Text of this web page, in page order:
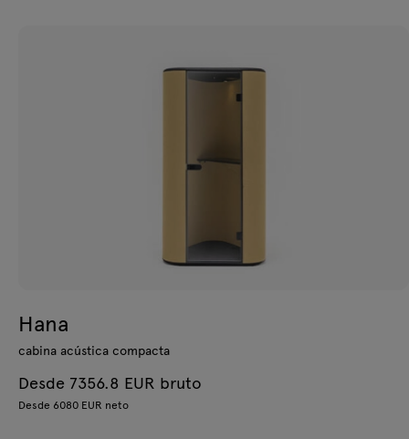
Hana
cabina acústica compacta
Desde 7356.8 EUR bruto
Desde 6080 EUR neto